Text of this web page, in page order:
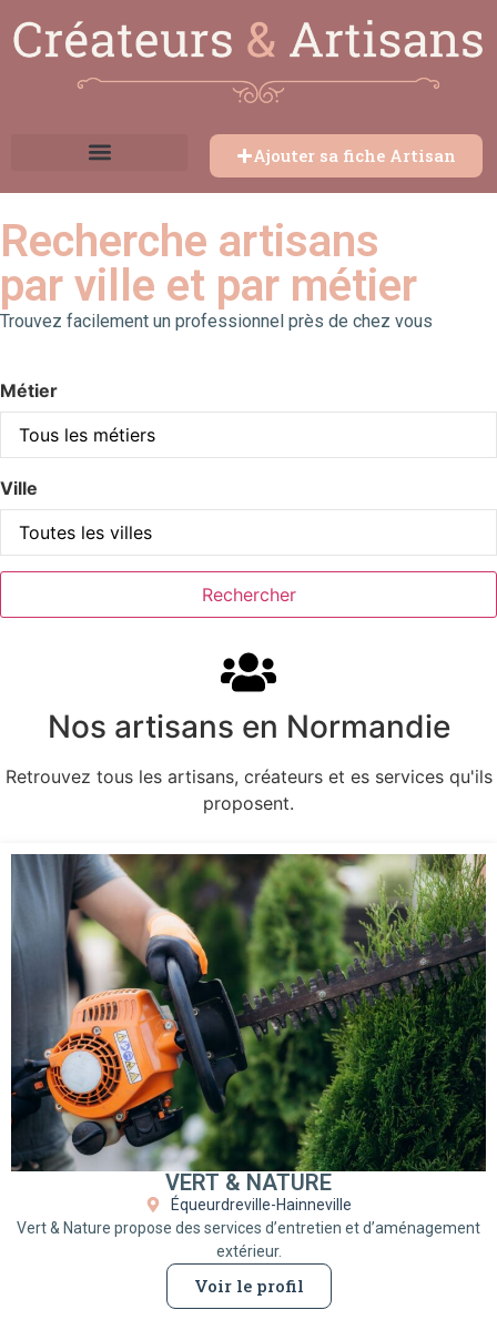
Ajouter sa fiche Artisan
Recherche artisans
par ville et par métier
Trouvez facilement un professionnel près de chez vous
Métier
Ville
Rechercher
Nos artisans en Normandie
Retrouvez tous les artisans, créateurs et es services qu'ils
proposent.
VERT & NATURE
Équeurdreville-Hainneville
Vert & Nature propose des services d’entretien et d’aménagement
extérieur.
Voir le profil